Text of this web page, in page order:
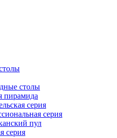
столы
пирамида
серия
серия
пул
серия